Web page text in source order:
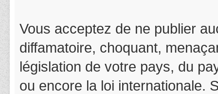
Vous acceptez de ne publier
diffamatoire, choquant,
législation de votre pays, du
ou encore la loi internationale.